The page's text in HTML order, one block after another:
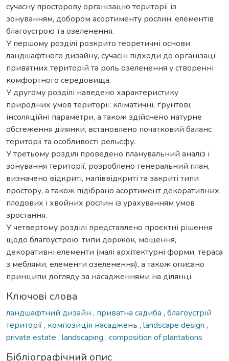
сучасну просторову організацію території із
зонуванням, добором асортименту рослин, елементів
благоустрою та озеленення.
У першому розділі розкрито теоретичні основи
ландшафтного дизайну, сучасні підходи до організації
приватних територій та роль озеленення у створенні
комфортного середовища.
У другому розділі наведено характеристику
природних умов території: кліматичні, ґрунтові,
інсоляційні параметри, а також здійснено натурне
обстеження ділянки, встановлено початковий баланс
території та особливості рельєфу.
У третьому розділі проведено планувальний аналіз і
зонування території, розроблено генеральний план,
визначено відкриті, напіввідкриті та закриті типи
простору, а також підібрано асортимент декоративних,
плодових і хвойних рослин із урахуванням умов
зростання.
У четвертому розділі представлено проєктні рішення
щодо благоустрою: типи доріжок, мощення,
декоративні елементи (малі архітектурні форми, тераса
з меблями, елементи озеленення), а також описано
принципи догляду за насадженнями на ділянці.
Ключові слова
ландшафтний дизайн , приватна садиба , благоустрій
території, композиція насаджень , landscape design ,
private estate , landscaping , composition of plantations
Бібліографічний опис